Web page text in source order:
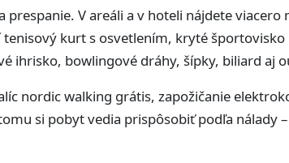
prespanie. V areáli a v hoteli nájdete
kurt s osvetlením, kryté
ihrisko, bowlingové dráhy, šípky, biliard aj
nordic walking grátis, zapožičanie
si pobyt vedia prispôsobiť podľa nálady